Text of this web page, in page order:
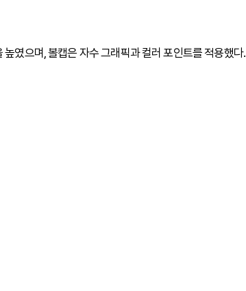
였으며, 볼캡은 자수 그래픽과 컬러 포인트를 적용했다.